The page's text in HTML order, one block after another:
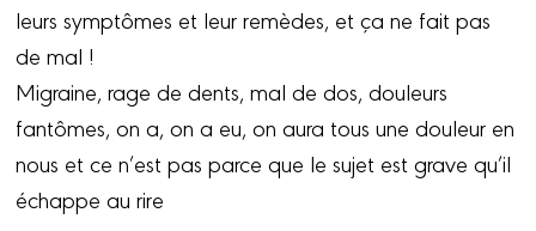
leurs symptômes et leur remèdes, et ça ne fait pas
de mal !
Migraine, rage de dents, mal de dos, douleurs
fantômes, on a, on a eu, on aura tous une douleur en
nous et ce n’est pas parce que le sujet est grave qu’il
échappe au rire